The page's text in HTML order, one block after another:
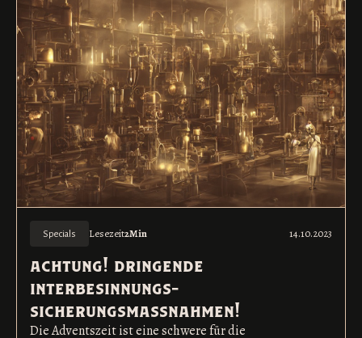
Specials Lesezeit2Min 14.10.2023
achtung! dringende
interbesinnungs-
sicherungsmaßnahmen!
Die Adventszeit ist eine schwere für die